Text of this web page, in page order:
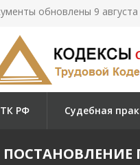
обновлены 9 августа
ТК РФ Судебная
ПОСТАНОВЛЕНИЕ